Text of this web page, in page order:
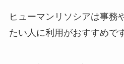
ヒューマンリソシアは事務
たい人に利用がおすすめで